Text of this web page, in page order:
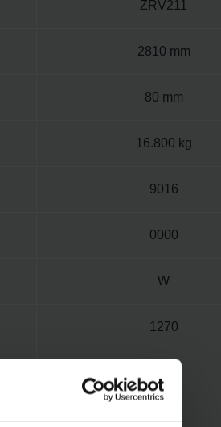
ZRV211
2810 mm
80 mm
16.800 kg
9016
0000
W
1270
N